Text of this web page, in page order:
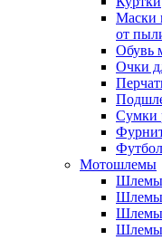
Маски
от
Обувь
Очки
Сумки
Мотошлемы
Шлемы
Шлемы
Шлемы
Шлемы